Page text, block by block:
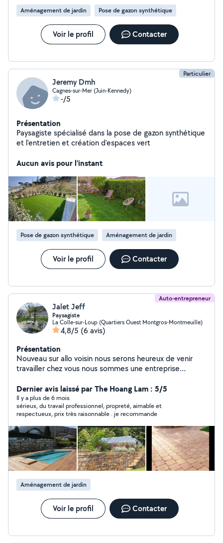
Aménagement de jardin
Pose de gazon synthétique
Voir le profil Contacter
Particulier
Jeremy Dmh
Cagnes-sur-Mer (Juin-Kennedy)
-/5
Présentation
Paysagiste spécialisé dans la pose de gazon synthétique
et l'entretien et création d'espaces vert
Aucun avis pour l'instant
Pose de gazon synthétique Aménagement de jardin
Voir le profil Contacter
Auto-entrepreneur
Jalet Jeff
Paysagiste
La Colle-sur-Loup (Quartiers Ouest Montgros-Montmeuille)
4,8/5 (6 avis)
Présentation
Nouveau sur allo voisin nous serons heureux de venir
travailler chez vous nous sommes une entreprise
pose de dallage , mur en pierre , terrasse en bois ou
composite .
Dernier avis laissé par The Hoang Lam : 5/5
Il y a plus de 6 mois
sérieux, du travail professionnel, propreté, aimable et
respectueux, prix très raisonnable . je recommande
Aménagement de jardin
Voir le profil Contacter